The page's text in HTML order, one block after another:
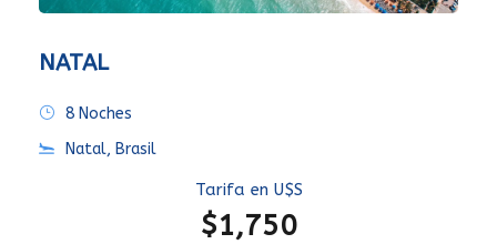
NATAL
8 Noches
Natal, Brasil
Tarifa en U$S
$1,750